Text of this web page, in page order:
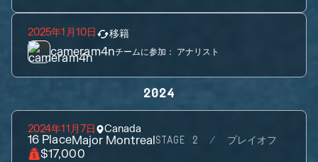
2025年1月10日 移籍
cameram4nチームに参加： アナリスト
2024
2024年11月7日 Canada
16 PlaceMajor MontrealSTAGE 2 プレイオフ
$17,000